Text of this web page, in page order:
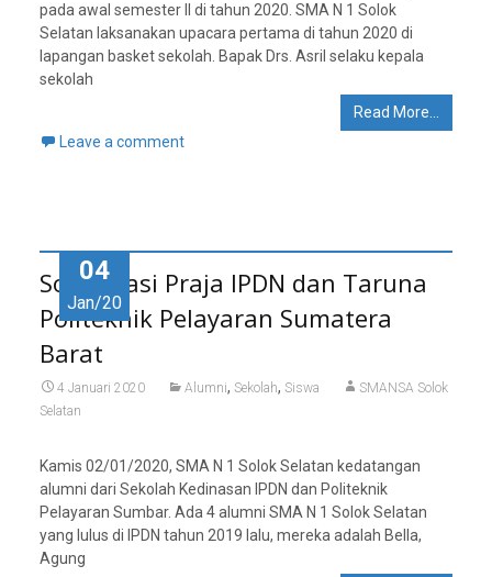
pada awal semester II di tahun 2020. SMA N 1 Solok
Selatan laksanakan upacara pertama di tahun 2020 di
lapangan basket sekolah. Bapak Drs. Asril selaku kepala
sekolah
Read More…
Leave a comment
04
Jan/20
Sosialisasi Praja IPDN dan Taruna
Politeknik Pelayaran Sumatera
Barat
4 Januari 2020 Alumni, Sekolah, Siswa
SMANSA Solok
Selatan
Kamis 02/01/2020, SMA N 1 Solok Selatan kedatangan
alumni dari Sekolah Kedinasan IPDN dan Politeknik
Pelayaran Sumbar. Ada 4 alumni SMA N 1 Solok Selatan
yang lulus di IPDN tahun 2019 lalu, mereka adalah Bella,
Agung